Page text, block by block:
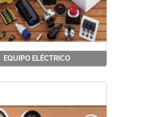
EQUIPO ELÉCTRICO